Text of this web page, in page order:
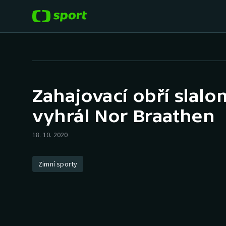
Hokej
Tenis
Cyklistika
Baseball a softbal
Basketbal
Zahajovací obří
vyhrál Nor Braathen
18. 10. 2020
Zimní sporty